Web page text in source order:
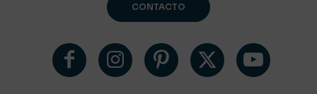
CONTACTO